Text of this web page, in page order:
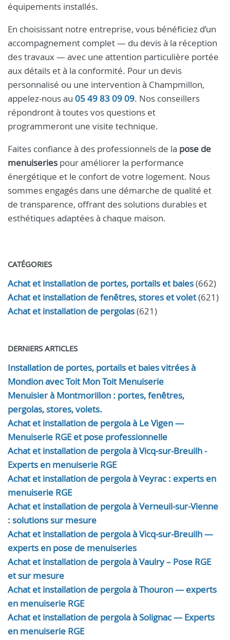
équipements installés.
En choisissant notre entreprise, vous bénéficiez d’un
accompagnement complet — du devis à la réception
des travaux — avec une attention particulière portée
aux détails et à la conformité. Pour un devis
personnalisé ou une intervention à Champmillon,
appelez-nous au 05 49 83 09 09. Nos conseillers
répondront à toutes vos questions et
programmeront une visite technique.
Faites confiance à des professionnels de la pose de
menuiseries pour améliorer la performance
énergétique et le confort de votre logement. Nous
sommes engagés dans une démarche de qualité et
de transparence, offrant des solutions durables et
esthétiques adaptées à chaque maison.
CATÉGORIES
Achat et installation de portes, portails et baies(662)
Achat et installation de fenêtres, stores et volet(621)
Achat et installation de pergolas(621)
DERNIERS ARTICLES
Installation de portes, portails et baies vitrées à
Mondion avec Toit Mon Toit Menuiserie
Menuisier à Montmorillon : portes, fenêtres,
pergolas, stores, volets.
Achat et installation de pergola à Le Vigen —
Menuiserie RGE et pose professionnelle
Achat et installation de pergola à Vicq-sur-Breuilh -
Experts en menuiserie RGE
Achat et installation de pergola à Veyrac : experts en
menuiserie RGE
Achat et installation de pergola à Verneuil-sur-Vienne
: solutions sur mesure
Achat et installation de pergola à Vicq-sur-Breuilh —
experts en pose de menuiseries
Achat et installation de pergola à Vaulry – Pose RGE
et sur mesure
Achat et installation de pergola à Thouron — experts
en menuiserie RGE
Achat et installation de pergola à Solignac — Experts
en menuiserie RGE